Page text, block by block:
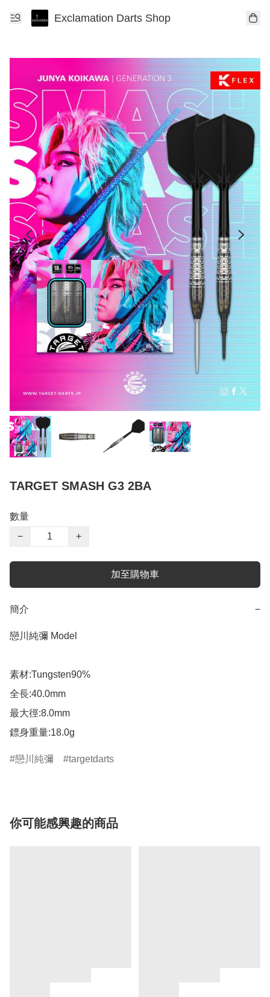
Exclamation Darts Shop
TARGET SMASH G3 2BA
數量
−
+
加至購物車
簡介 −
戀川純彌 Model
素材:Tungsten90%
全長:40.0mm
最大徑:8.0mm
鏢身重量:18.0g
戀川純彌 targetdarts
你可能感興趣的商品